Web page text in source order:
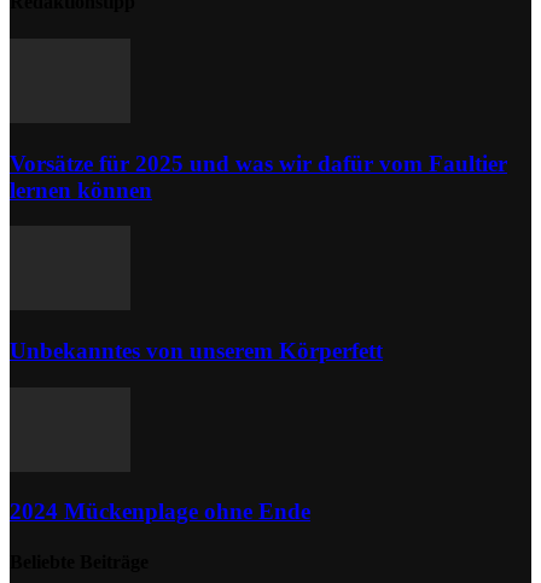
Vorsätze für 2025 und was wir dafür vom Faultier
lernen können
Unbekanntes von unserem Körperfett
2024 Mückenplage ohne Ende